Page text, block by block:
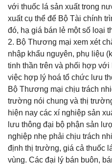
với thuốc lá sản xuất trong
xuất cụ thể để Bộ Tài chính
đó, hạ giá bán lẻ một số loại
2. Bộ Thương mại xem xét
nhập khẩu nguyên, phụ liệu
tinh thần trên và phối hợp
việc hợp lý hoá tổ chức lưu
Bộ Thương mại chịu trách
trường nói chung và thị
hiện nay các xí nghiệp sản
lưu thông đại bộ phận sản
nghiệp nhẹ phải chịu trách
định thị trường, giá cả thuốc
vùng. Các đại lý bán buôn,